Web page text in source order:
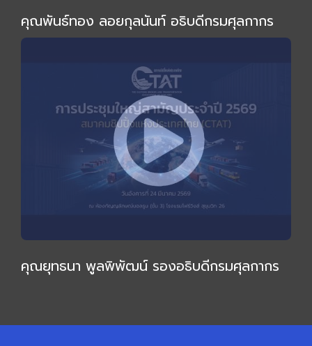
คุณพันธ์ทอง ลอยกุลนันท์ อธิบดีกรมศุลกากร
ร่วมงานและกล่าวปาฐกถาพิเศษในการประชุมใหญ่
คุณยุทธนา พูลพิพัฒน์ รองอธิบดีกรมศุลกากร